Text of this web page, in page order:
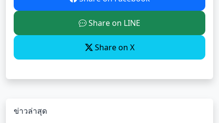
Share on LINE
Share on X
ข่าวล่าสุด